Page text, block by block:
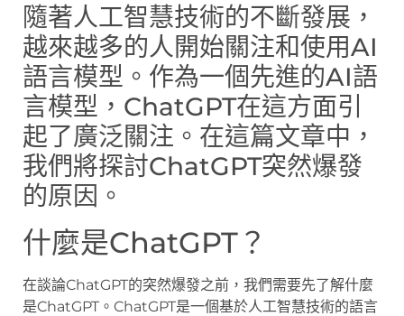
隨著人工智慧技術的不斷發展，
越來越多的人開始關注和使用AI
語言模型。作為一個先進的AI語
言模型，ChatGPT在這方面引
起了廣泛關注。在這篇文章中，
我們將探討ChatGPT突然爆發
的原因。
什麼是ChatGPT？
在談論ChatGPT的突然爆發之前，我們需要先了解什麼
是ChatGPT。ChatGPT是一個基於人工智慧技術的語言